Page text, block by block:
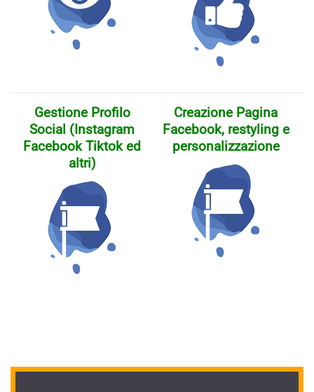
Gestione Profilo
Social (Instagram
Facebook Tiktok ed
altri)
Creazione Pagina
Facebook, restyling e
personalizzazione